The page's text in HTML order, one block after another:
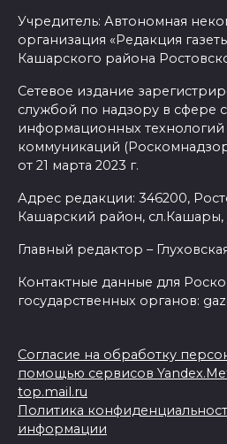
Учредитель: Автономная
организация «Редакция
Кашарского района
Сетевое издание
службой по надзору в сфере
информационных технологий
коммуникаций
от 21 марта 2023 г.
Адрес редакции: 346200,
Кашарский район, сл.Кашары,
Главный редактор –
Контактные данные для
государственных органов:
Согласие на обработку
помощью сервисов
top.mail.ru
Политика
информации